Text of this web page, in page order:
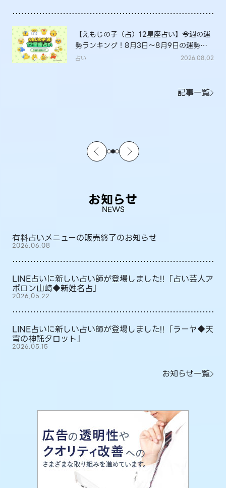
【えもじの子（占）12星座占い】今週の運
勢ランキング！8月3日～8月9日の運勢
は？
占い 2026.08.02
記事一覧
お知らせ
NEWS
有料占いメニューの販売終了のお知らせ
2026.06.08
LINE占いに新しい占い師が登場しました!!「占い芸人ア
ポロン山崎◆新姓名占」
2026.05.22
LINE占いに新しい占い師が登場しました!!「ラーヤ◆天
穹の神託タロット」
2026.05.15
お知らせ一覧